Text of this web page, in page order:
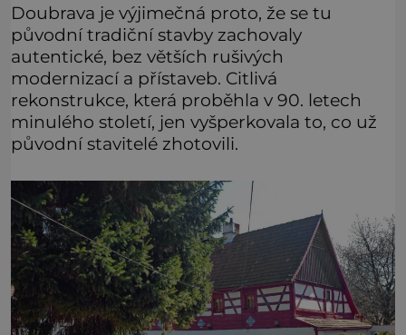
Doubrava je výjimečná proto, že se tu
původní tradiční stavby zachovaly
autentické, bez větších rušivých
modernizací a přístaveb. Citlivá
rekonstrukce, která proběhla v 90. letech
minulého století, jen vyšperkovala to, co už
původní stavitelé zhotovili.